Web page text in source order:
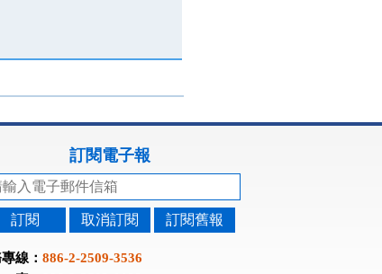
訂閱電子報
訂閱 取消訂閱 訂閱舊報
線： 886-2-2509-3536